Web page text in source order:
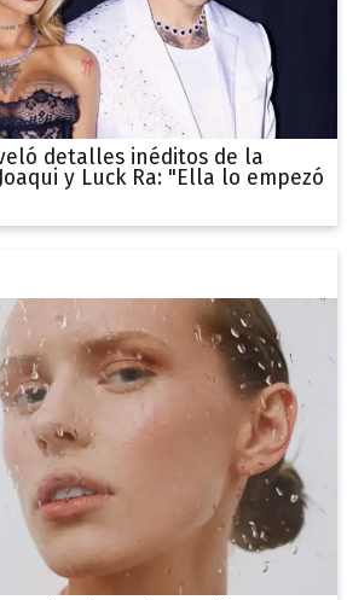
detalles inéditos de la
y Luck Ra: "Ella lo empezó